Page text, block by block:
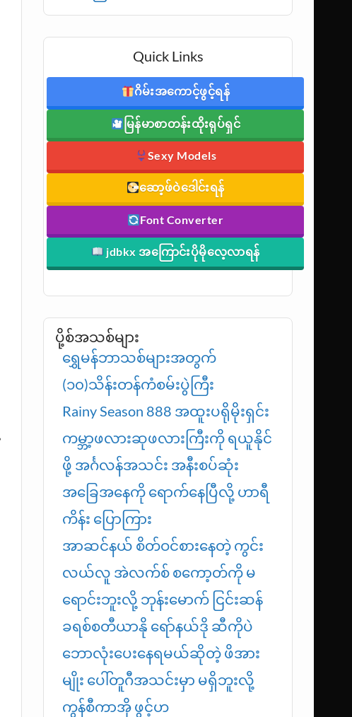
Quick Links
ဂိမ်းအကောင့်ဖွင့်ရန်
မြန်မာစာတန်းထိုးရုပ်ရှင်
Sexy Models
ဆော့ဖ်ဝဲဒေါင်းရန်
Font Converter
jdbkx အကြောင်းပိုမိုလေ့လာရန်
ပို့စ်အသစ်များ
ရွှေမန်ဘာသစ်များအတွက်
(၁၀)သိန်းတန်ကံစမ်းပွဲကြီး
Rainy Season 888 အထူးပရိုမိုးရှင်း
ကမ္ဘာ့ဖလားဆုဖလားကြီးကို ရယူနိုင်
ဖို့ အင်္ဂလန်အသင်း အနီးစပ်ဆုံး
အခြေအနေကို ရောက်နေပြီလို့ ဟာရီ
ကိန်း ပြောကြား
အာဆင်နယ် စိတ်ဝင်စားနေတဲ့ ကွင်း
လယ်လူ အဲလက်စ် စကော့တ်ကို မ
ရောင်းဘူးလို့ ဘုန်းမောက် ငြင်းဆန်
ခရစ်စတီယာနို ရော်နယ်ဒို ဆီကိုပဲ
ဘောလုံးပေးနေရမယ်ဆိုတဲ့ ဖိအား
မျိုး ပေါ်တူဂီအသင်းမှာ မရှိဘူးလို့
ကွန်စီကာအို ဖွင့်ဟ